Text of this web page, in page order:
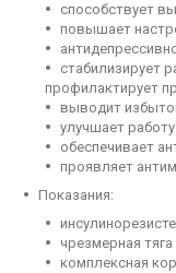
способствует
повышает
стабилизирует
профилактирует
выводит
улучшает
обеспечивает
проявляет
Показания:
чрезмерная
комплексная